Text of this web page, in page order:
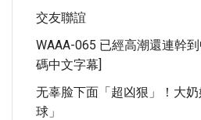
交友聯誼
WAAA-065 已經高潮還連幹
碼中文字幕]
无辜脸下面「超凶狠」！大
球」